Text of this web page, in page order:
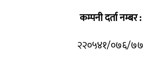
कम्पनी दर्ता नम्बर :
२२०५४१/०७६/७७